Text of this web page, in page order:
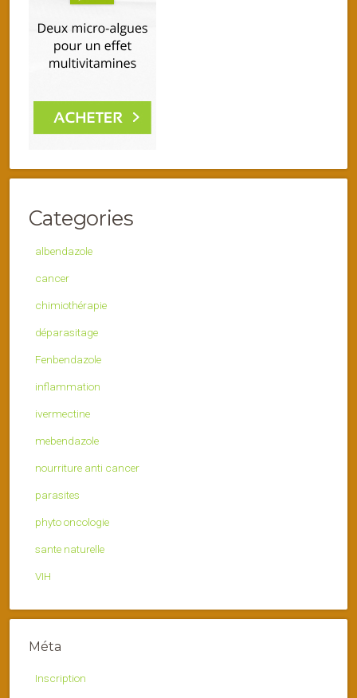
Categories
albendazole
cancer
chimiothérapie
déparasitage
Fenbendazole
inflammation
ivermectine
mebendazole
nourriture anti cancer
parasites
phyto oncologie
sante naturelle
VIH
Méta
Inscription